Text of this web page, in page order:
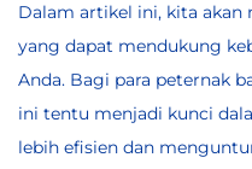
Dalam artikel ini, kita akan
yang dapat mendukung
Anda. Bagi para peternak
ini tentu menjadi kunci
lebih efisien dan